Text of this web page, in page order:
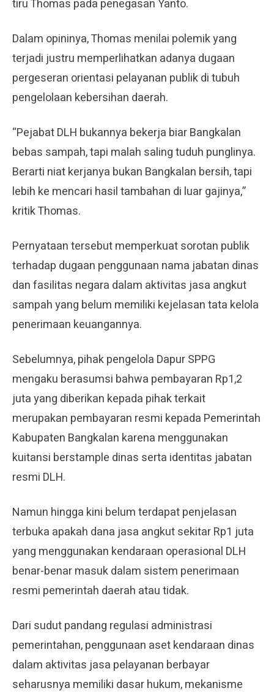
tiru Thomas pada penegasan Yanto.
Dalam opininya, Thomas menilai polemik yang
terjadi justru memperlihatkan adanya dugaan
pergeseran orientasi pelayanan publik di tubuh
pengelolaan kebersihan daerah.
“Pejabat DLH bukannya bekerja biar Bangkalan
bebas sampah, tapi malah saling tuduh punglinya.
Berarti niat kerjanya bukan Bangkalan bersih, tapi
lebih ke mencari hasil tambahan di luar gajinya,”
kritik Thomas.
Pernyataan tersebut memperkuat sorotan publik
terhadap dugaan penggunaan nama jabatan dinas
dan fasilitas negara dalam aktivitas jasa angkut
sampah yang belum memiliki kejelasan tata kelola
penerimaan keuangannya.
Sebelumnya, pihak pengelola Dapur SPPG
mengaku berasumsi bahwa pembayaran Rp1,2
juta yang diberikan kepada pihak terkait
merupakan pembayaran resmi kepada Pemerintah
Kabupaten Bangkalan karena menggunakan
kuitansi berstample dinas serta identitas jabatan
resmi DLH.
Namun hingga kini belum terdapat penjelasan
terbuka apakah dana jasa angkut sekitar Rp1 juta
yang menggunakan kendaraan operasional DLH
benar-benar masuk dalam sistem penerimaan
resmi pemerintah daerah atau tidak.
Dari sudut pandang regulasi administrasi
pemerintahan, penggunaan aset kendaraan dinas
dalam aktivitas jasa pelayanan berbayar
seharusnya memiliki dasar hukum, mekanisme